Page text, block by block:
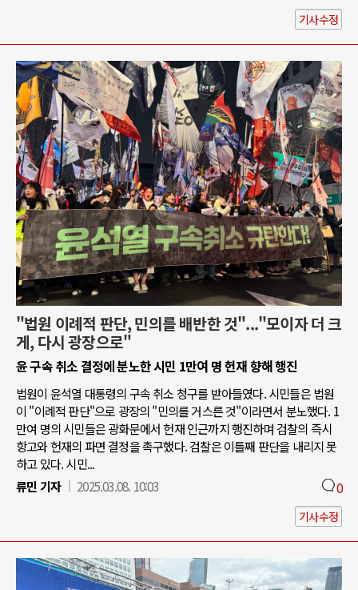
기사수정
"법원 이례적 판단, 민의를 배반한 것"..."모이자 더 크
게, 다시 광장으로"
윤 구속 취소 결정에 분노한 시민 1만여 명 헌재 향해 행진
법원이 윤석열 대통령의 구속 취소 청구를 받아들였다. 시민들은 법원
이 "이례적 판단"으로 광장의 "민의를 거스른 것"이라면서 분노했다. 1
만여 명의 시민들은 광화문에서 헌재 인근까지 행진하며 검찰의 즉시
항고와 헌재의 파면 결정을 촉구했다. 검찰은 이틀째 판단을 내리지 못
하고 있다. 시민...
류민 기자
2025.03.08. 10:03 0
기사수정